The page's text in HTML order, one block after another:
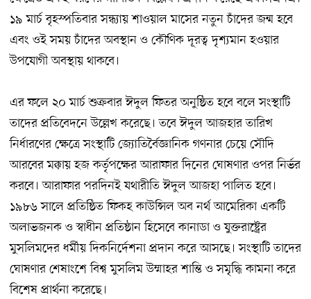
১৯ মার্চ বৃহস্পতিবার সন্ধ্যায় শাওয়াল মাসের নতুন চাঁদের জন্ম হবে
এবং ওই সময় চাঁদের অবস্থান ও কৌণিক দূরত্ব দৃশ্যমান হওয়ার
উপযোগী অবস্থায় থাকবে।
এর ফলে ২০ মার্চ শুক্রবার ঈদুল ফিতর অনুষ্ঠিত হবে বলে সংস্থাটি
তাদের প্রতিবেদনে উল্লেখ করেছে। তবে ঈদুল আজহার তারিখ
নির্ধারণের ক্ষেত্রে সংস্থাটি জ্যোতির্বৈজ্ঞানিক গণনার চেয়ে সৌদি
আরবের মক্কায় হজ কর্তৃপক্ষের আরাফার দিনের ঘোষণার ওপর নির্ভর
করবে। আরাফার পরদিনই যথারীতি ঈদুল আজহা পালিত হবে।
১৯৮৬ সালে প্রতিষ্ঠিত ফিকহ কাউন্সিল অব নর্থ আমেরিকা একটি
অলাভজনক ও স্বাধীন প্রতিষ্ঠান হিসেবে কানাডা ও যুক্তরাষ্ট্রের
মুসলিমদের ধর্মীয় দিকনির্দেশনা প্রদান করে আসছে। সংস্থাটি তাদের
ঘোষণার শেষাংশে বিশ্ব মুসলিম উম্মাহর শান্তি ও সমৃদ্ধি কামনা করে
বিশেষ প্রার্থনা করেছে।